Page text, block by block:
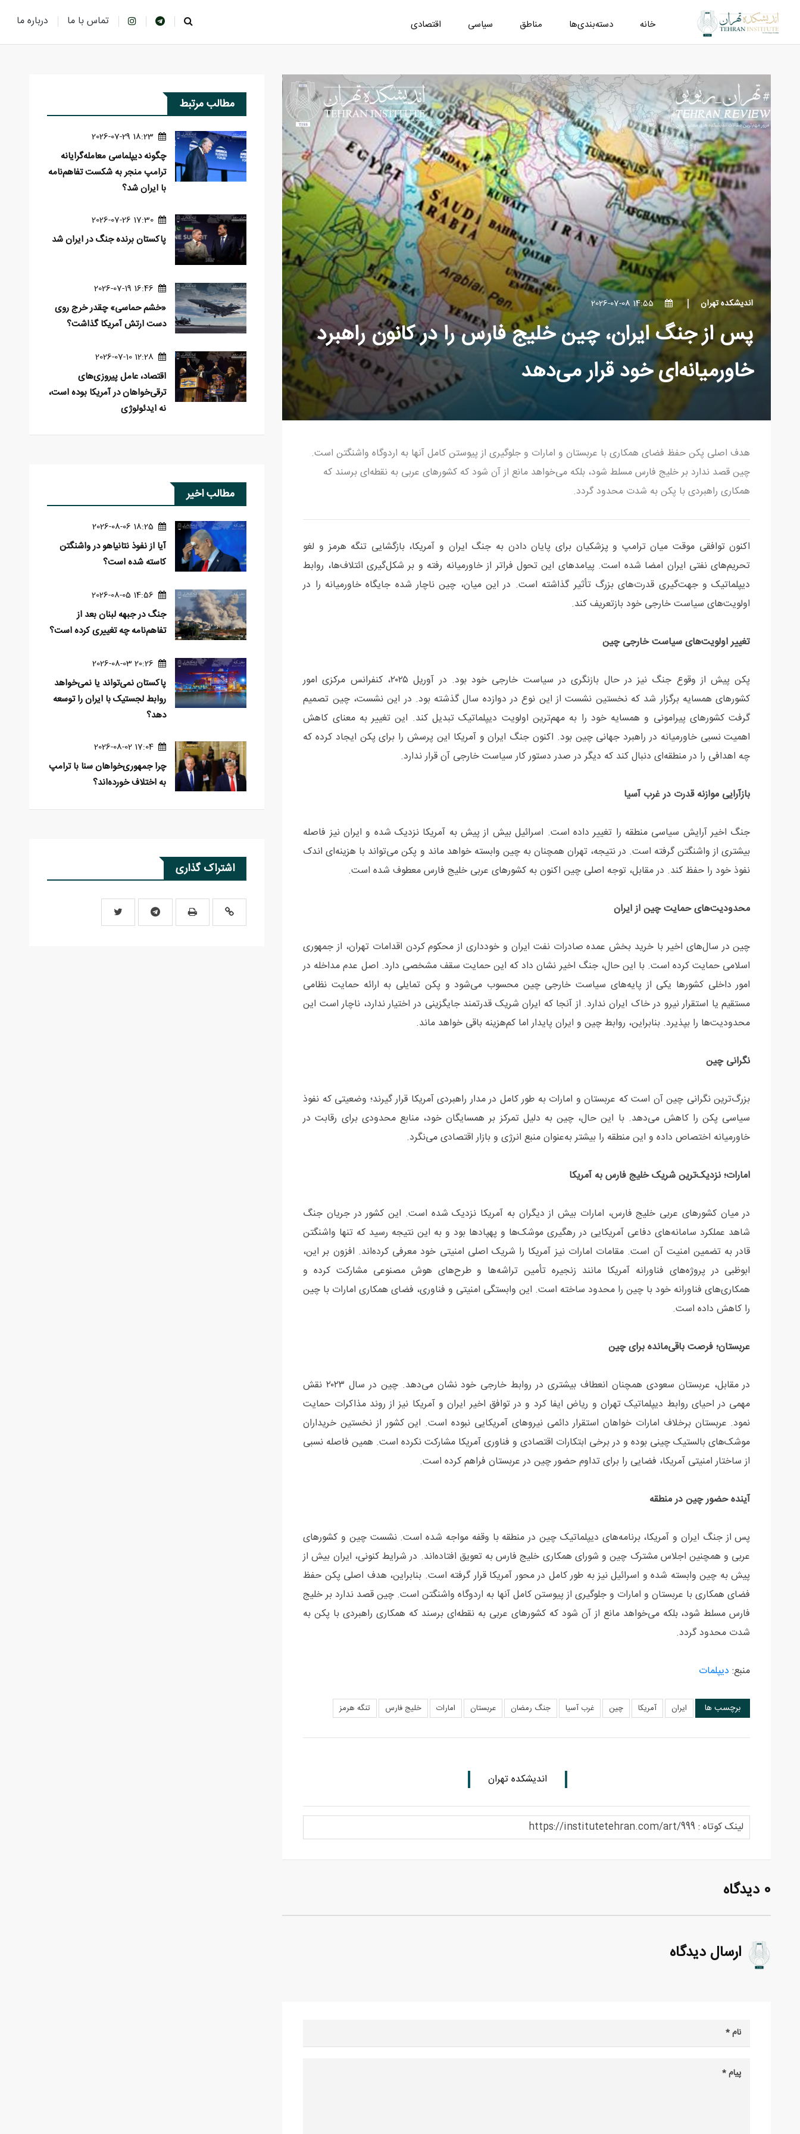
خانه دسته‌بندی‌ها مناطق سیاسی اقتصادی تماس با ما درباره ما
اندیشکده تهران 14:55 2026-07-08
پس از جنگ ایران، چین خلیج فارس را در کانون راهبرد
خاورمیانه‌ای خود قرار می‌دهد
هدف اصلی پکن حفظ فضای همکاری با عربستان و امارات و جلوگیری از پیوستن کامل آنها به اردوگاه واشنگتن است.
چین قصد ندارد بر خلیج فارس مسلط شود، بلکه می‌خواهد مانع از آن شود که کشورهای عربی به نقطه‌ای برسند که
همکاری راهبردی با پکن به شدت محدود گردد.
اکنون توافقی موقت میان ترامپ و پزشکیان برای پایان دادن به جنگ ایران و آمریکا، بازگشایی تنگه هرمز و لغو
تحریم‌های نفتی ایران امضا شده است. پیامدهای این تحول فراتر از خاورمیانه رفته و بر شکل‌گیری ائتلاف‌ها، روابط
دیپلماتیک و جهت‌گیری قدرت‌های بزرگ تأثیر گذاشته است. در این میان، چین ناچار شده جایگاه خاورمیانه را در
اولویت‌های سیاست خارجی خود بازتعریف کند.
تغییر اولویت‌های سیاست خارجی چین
پکن پیش از وقوع جنگ نیز در حال بازنگری در سیاست خارجی خود بود. در آوریل ۲۰۲۵، کنفرانس مرکزی امور
کشورهای همسایه برگزار شد که نخستین نشست از این نوع در دوازده سال گذشته بود. در این نشست، چین تصمیم
گرفت کشورهای پیرامونی و همسایه خود را به مهم‌ترین اولویت دیپلماتیک تبدیل کند. این تغییر به معنای کاهش
اهمیت نسبی خاورمیانه در راهبرد جهانی چین بود. اکنون جنگ ایران و آمریکا این پرسش را برای پکن ایجاد کرده که
چه اهدافی را در منطقه‌ای دنبال کند که دیگر در صدر دستور کار سیاست خارجی آن قرار ندارد.
بازآرایی موازنه قدرت در غرب آسیا
جنگ اخیر آرایش سیاسی منطقه را تغییر داده است. اسرائیل بیش از پیش به آمریکا نزدیک شده و ایران نیز فاصله
بیشتری از واشنگتن گرفته است. در نتیجه، تهران همچنان به چین وابسته خواهد ماند و پکن می‌تواند با هزینه‌ای اندک
نفوذ خود را حفظ کند. در مقابل، توجه اصلی چین اکنون به کشورهای عربی خلیج فارس معطوف شده است.
محدودیت‌های حمایت چین از ایران
چین در سال‌های اخیر با خرید بخش عمده صادرات نفت ایران و خودداری از محکوم کردن اقدامات تهران، از جمهوری
اسلامی حمایت کرده است. با این حال، جنگ اخیر نشان داد که این حمایت سقف مشخصی دارد. اصل عدم مداخله در
امور داخلی کشورها یکی از پایه‌های سیاست خارجی چین محسوب می‌شود و پکن تمایلی به ارائه حمایت نظامی
مستقیم یا استقرار نیرو در خاک ایران ندارد. از آنجا که ایران شریک قدرتمند جایگزینی در اختیار ندارد، ناچار است این
محدودیت‌ها را بپذیرد. بنابراین، روابط چین و ایران پایدار اما کم‌هزینه باقی خواهد ماند.
نگرانی چین
بزرگ‌ترین نگرانی چین آن است که عربستان و امارات به طور کامل در مدار راهبردی آمریکا قرار گیرند؛ وضعیتی که نفوذ
سیاسی پکن را کاهش می‌دهد. با این حال، چین به دلیل تمرکز بر همسایگان خود، منابع محدودی برای رقابت در
خاورمیانه اختصاص داده و این منطقه را بیشتر به‌عنوان منبع انرژی و بازار اقتصادی می‌نگرد.
امارات؛ نزدیک‌ترین شریک خلیج فارس به آمریکا
در میان کشورهای عربی خلیج فارس، امارات بیش از دیگران به آمریکا نزدیک شده است. این کشور در جریان جنگ
شاهد عملکرد سامانه‌های دفاعی آمریکایی در رهگیری موشک‌ها و پهپادها بود و به این نتیجه رسید که تنها واشنگتن
قادر به تضمین امنیت آن است. مقامات امارات نیز آمریکا را شریک اصلی امنیتی خود معرفی کرده‌اند. افزون بر این،
ابوظبی در پروژه‌های فناورانه آمریکا مانند زنجیره تأمین تراشه‌ها و طرح‌های هوش مصنوعی مشارکت کرده و
همکاری‌های فناورانه خود با چین را محدود ساخته است. این وابستگی امنیتی و فناوری، فضای همکاری امارات با چین
را کاهش داده است.
عربستان؛ فرصت باقی‌مانده برای چین
در مقابل، عربستان سعودی همچنان انعطاف بیشتری در روابط خارجی خود نشان می‌دهد. چین در سال ۲۰۲۳ نقش
مهمی در احیای روابط دیپلماتیک تهران و ریاض ایفا کرد و در توافق اخیر ایران و آمریکا نیز از روند مذاکرات حمایت
نمود. عربستان برخلاف امارات خواهان استقرار دائمی نیروهای آمریکایی نبوده است. این کشور از نخستین خریداران
موشک‌های بالستیک چینی بوده و در برخی ابتکارات اقتصادی و فناوری آمریکا مشارکت نکرده است. همین فاصله نسبی
از ساختار امنیتی آمریکا، فضایی را برای تداوم حضور چین در عربستان فراهم کرده است.
آینده حضور چین در منطقه
پس از جنگ ایران و آمریکا، برنامه‌های دیپلماتیک چین در منطقه با وقفه مواجه شده است. نشست چین و کشورهای
عربی و همچنین اجلاس مشترک چین و شورای همکاری خلیج فارس به تعویق افتاده‌اند. در شرایط کنونی، ایران بیش از
پیش به چین وابسته شده و اسرائیل نیز به طور کامل در محور آمریکا قرار گرفته است. بنابراین، هدف اصلی پکن حفظ
فضای همکاری با عربستان و امارات و جلوگیری از پیوستن کامل آنها به اردوگاه واشنگتن است. چین قصد ندارد بر خلیج
فارس مسلط شود، بلکه می‌خواهد مانع از آن شود که کشورهای عربی به نقطه‌ای برسند که همکاری راهبردی با پکن به
شدت محدود گردد.
منبع: دیپلمات
برچسب ها ایران آمریکا چین غرب آسیا جنگ رمضان عربستان امارات خلیج فارس تنگه هرمز
اندیشکده تهران
لینک کوتاه : https://institutetehran.com/art/999
0 دیدگاه
ارسال دیدگاه
مطالب مرتبط
18:23 2026-07-29
چگونه دیپلماسی معامله‌گرایانه
ترامپ منجر به شکست تفاهم‌نامه
با ایران شد؟
17:30 2026-07-26
پاکستان برنده جنگ در ایران شد
16:46 2026-07-19
«خشم حماسی» چقدر خرج روی
دست ارتش آمریکا گذاشت؟
12:28 2026-07-10
اقتصاد، عامل پیروزی‌های
ترقی‌خواهان در آمریکا بوده است،
نه ایدئولوژی
مطالب اخیر
18:25 2026-08-06
آیا از نفوذ نتانیاهو در واشنگتن
کاسته شده است؟
14:56 2026-08-05
جنگ در جبهه لبنان بعد از
تفاهم‌نامه چه تغییری کرده است؟
20:26 2026-08-03
پاکستان نمی‌تواند یا نمی‌خواهد
روابط لجستیک با ایران را توسعه
دهد؟
17:04 2026-08-02
چرا جمهوری‌خواهان سنا با ترامپ
به اختلاف خورده‌اند؟
اشتراک گذاری